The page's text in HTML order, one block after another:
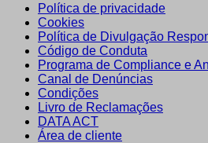
Política de privacidade
Cookies
Política de Divulgação
Código de Conduta
Programa de Compliance e
Canal de Denúncias
Condições
Livro de Reclamações
DATA ACT
Área de cliente